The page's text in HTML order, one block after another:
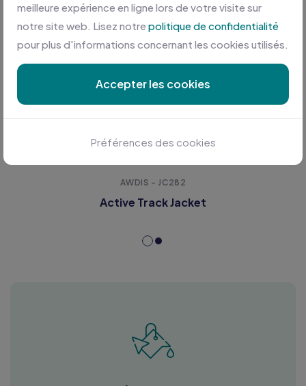
AWDIS - JC282
Active Track Jacket
meilleure expérience en ligne lors de votre visite sur
notre site web. Lisez notre politique de confidentialité
pour plus d'informations concernant les cookies utilisés.
Accepter les cookies
Préférences des cookies